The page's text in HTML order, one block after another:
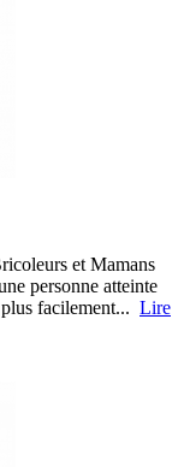
et Mamans
personne atteinte
facilement... Lire